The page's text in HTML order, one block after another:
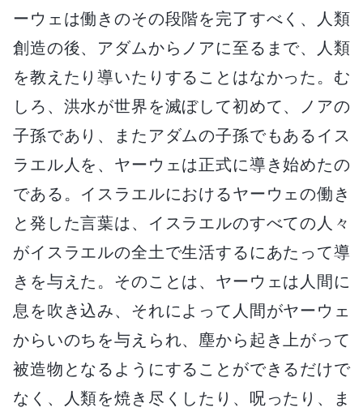
ーウェは働きのその段階を完了すべく、人類
創造の後、アダムからノアに至るまで、人類
を教えたり導いたりすることはなかった。む
しろ、洪水が世界を滅ぼして初めて、ノアの
子孫であり、またアダムの子孫でもあるイス
ラエル人を、ヤーウェは正式に導き始めたの
である。イスラエルにおけるヤーウェの働き
と発した言葉は、イスラエルのすべての人々
がイスラエルの全土で生活するにあたって導
きを与えた。そのことは、ヤーウェは人間に
息を吹き込み、それによって人間がヤーウェ
からいのちを与えられ、塵から起き上がって
被造物となるようにすることができるだけで
なく、人類を焼き尽くしたり、呪ったり、ま